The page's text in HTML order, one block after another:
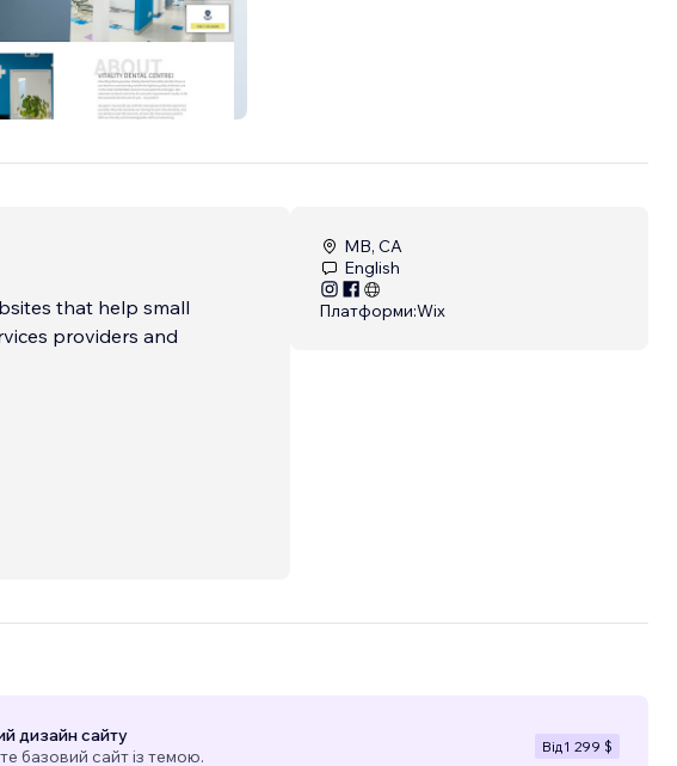
that help small
providers and
MB, CA
English
Платформи:Wix
дизайн сайту
базовий сайт із темою.
Від 1 299 $